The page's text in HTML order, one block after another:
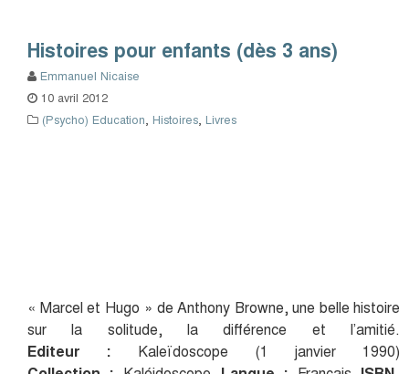
Histoires pour enfants (dès 3 ans)
Emmanuel Nicaise
10 avril 2012
(Psycho) Education Histoires Livres
« Marcel et Hugo » de Anthony Browne, une belle histoire
sur la solitude, la différence et l’amitié.
Editeur : Kaleïdoscope (1 janvier 1990)